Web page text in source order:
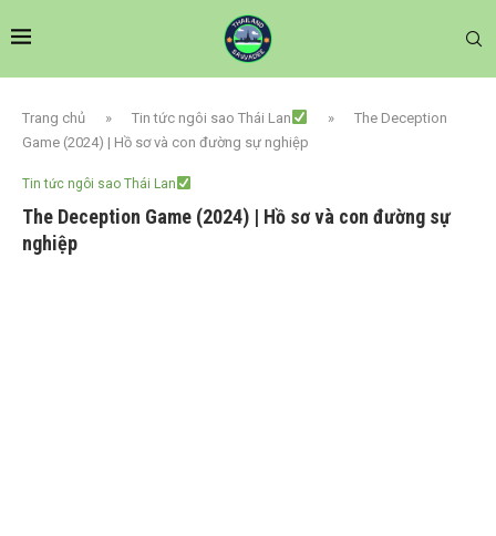
Trang chủ » Tin tức ngôi sao Thái Lan »
The Deception
Game (2024) | Hồ sơ và con đường sự nghiệp
Tin tức ngôi sao Thái Lan
The Deception Game (2024) | Hồ sơ và con đường sự
nghiệp